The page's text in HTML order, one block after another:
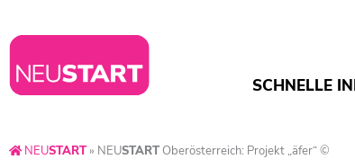
SCHNELLE
NEUSTART» NEUSTART Oberösterreich: Projekt „äfer“ ©